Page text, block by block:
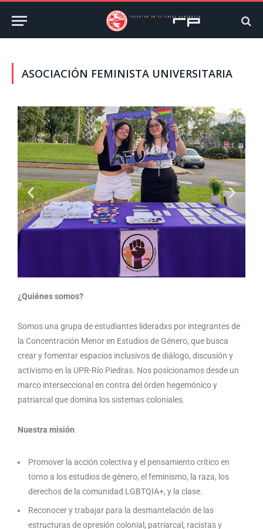
ASOCIACIÓN FEMINISTA UNIVERSITARIA
¿Quiénes somos?
Somos una grupa de estudiantes lideradxs por integrantes de
la Concentración Menor en Estudios de Género, que busca
crear y fomentar espacios inclusivos de diálogo, discusión y
activismo en la UPR-Río Piedras. Nos posicionamos desde un
marco interseccional en contra del órden hegemónico y
patriarcal que domina los sistemas coloniales.
Nuestra misión
Promover la acción colectiva y el pensamiento crítico en
torno a los estudios de género, el feminismo, la raza, los
derechos de la comunidad LGBTQIA+, y la clase.
Reconocer y trabajar para la desmantelación de las
estructuras de opresión colonial, patriarcal, racistas y